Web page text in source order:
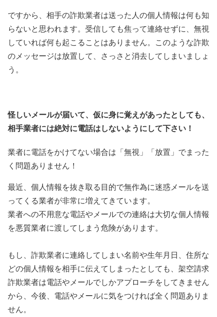
ですから、相手の詐欺業者は送った人の個人情報は何も知
らないと思われます。受信しても焦って連絡せずに、無視
していれば何も起こることはありません。このような詐欺
のメッセージは放置して、さっさと消去してしまいましょ
う。
怪しいメールが届いて、仮に身に覚えがあったとしても、
相手業者には絶対に電話はしないようにして下さい！
業者に電話をかけてない場合は「無視」「放置」でまった
く問題ありません！
最近、個人情報を抜き取る目的で無作為に迷惑メールを送
ってくる業者が非常に増えてきています。
業者への不用意な電話やメールでの連絡は大切な個人情報
を悪質業者に渡してしまう危険があります。
もし、詐欺業者に連絡してしまい名前や生年月日、住所な
どの個人情報を相手に伝えてしまったとしても、架空請求
詐欺業者は電話やメールでしかアプローチをしてきません
から、今後、電話やメールに気をつければ全く問題ありま
せん。